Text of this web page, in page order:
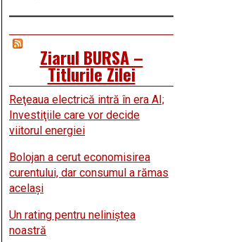
Ziarul BURSA –
Titlurile Zilei
Reţeaua electrică intră în era AI;
Investiţiile care vor decide
viitorul energiei
Bolojan a cerut economisirea
curentului, dar consumul a rămas
acelaşi
Un rating pentru neliniştea
noastră